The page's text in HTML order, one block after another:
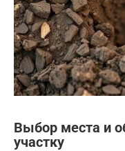
Выбор места и
участку